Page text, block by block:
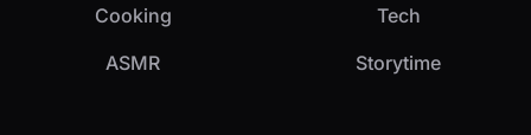
Cooking
Tech
ASMR
Storytime